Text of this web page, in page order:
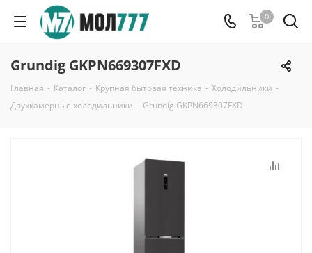
0
Grundig GKPN669307FXD
Главная - Каталог - Крупная бытовая техника - Холодильники -
Двухкамерные холодильники - Grundig GKPN669307FXD